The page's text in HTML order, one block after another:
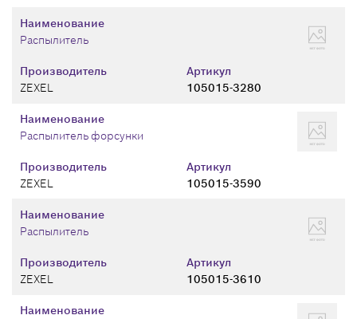
Производитель
ZEXEL
Артикул
105015-3280
Наименование
Распылитель
Производитель
ZEXEL
Артикул
105015-3590
Наименование
Распылитель форсунки
Производитель
ZEXEL
Артикул
105015-3610
Наименование
Распылитель
Наименование